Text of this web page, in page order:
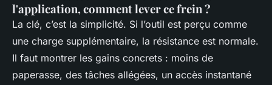
l'application, comment lever ce frein ?
La clé, c’est la simplicité. Si l’outil est perçu comme
une charge supplémentaire, la résistance est normale.
Il faut montrer les gains concrets : moins de
paperasse, des tâches allégées, un accès instantané